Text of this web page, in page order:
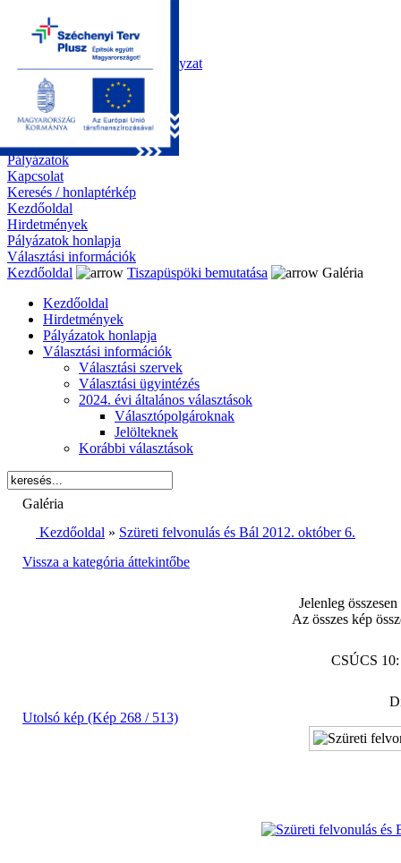
Kezdőoldal
Önkormányzat
Polgármesteri Hivatal
Roma Nemzetiségi Önkormányzat
Elektronikus ügyintézés
Közérdekű információk
Tiszapüspöki bemutatása
Galéria
Díjazottaink
Pályázatok
Kapcsolat
Keresés / honlaptérkép
Kezdőoldal
Hirdetmények
Pályázatok honlapja
Választási információk
Kezdőoldal
Tiszapüspöki bemutatása
Galéria
Kezdőoldal
Hirdetmények
Pályázatok honlapja
Választási információk
Választási szervek
Választási ügyintézés
2024. évi általános választások
Választópolgároknak
Jelölteknek
Korábbi választások
Galéria
Kezdőoldal » Szüreti felvonulás és Bál 2012. október 6.
Vissza a kategória áttekintőbe
Jelenleg
Az összes kép
CSÚCS
Utolsó kép (Kép 268 / 513)